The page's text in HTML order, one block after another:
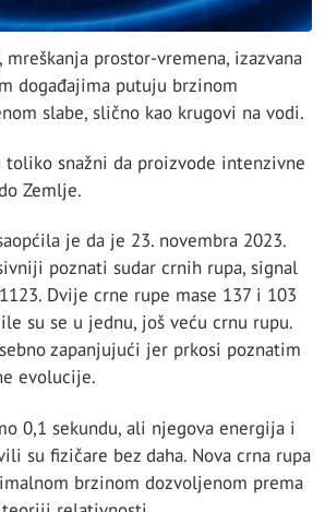
prostor-vremena, izazvana
događajima putuju brzinom
slabe, slično kao krugovi na vodi.
toliko snažni da proizvode intenzivne
Zemlje.
je da je 23. novembra 2023.
poznati sudar crnih rupa, signal
Dvije crne rupe mase 137 i 103
su se u jednu, još veću crnu rupu.
zapanjujući jer prkosi poznatim
evolucije.
0,1 sekundu, ali njegova energija i
su fizičare bez daha. Nova crna rupa
brzinom dozvoljenom prema